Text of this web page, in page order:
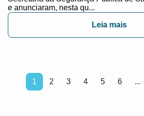
e anunciaram, nesta qu...
Leia mais
1 2 3 4 5 6 ...